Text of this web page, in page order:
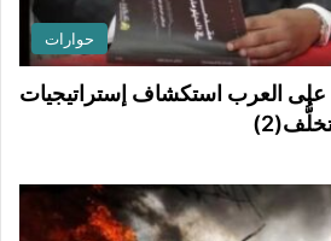
حوارات
على العرب استكشاف إستراتيجيات